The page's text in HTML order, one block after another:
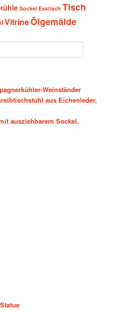
Sockel Esstisch Tisch
VitrineÖlgemälde
Weinständer
aus Eichenleder,
ausziehbarem Sockel,